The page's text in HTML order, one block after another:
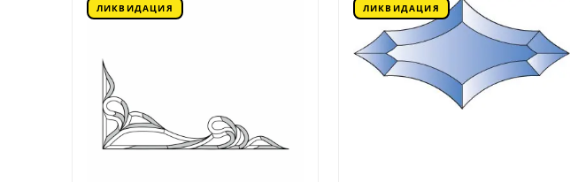
ЛИКВИДАЦИЯ ЛИКВИДАЦИЯ